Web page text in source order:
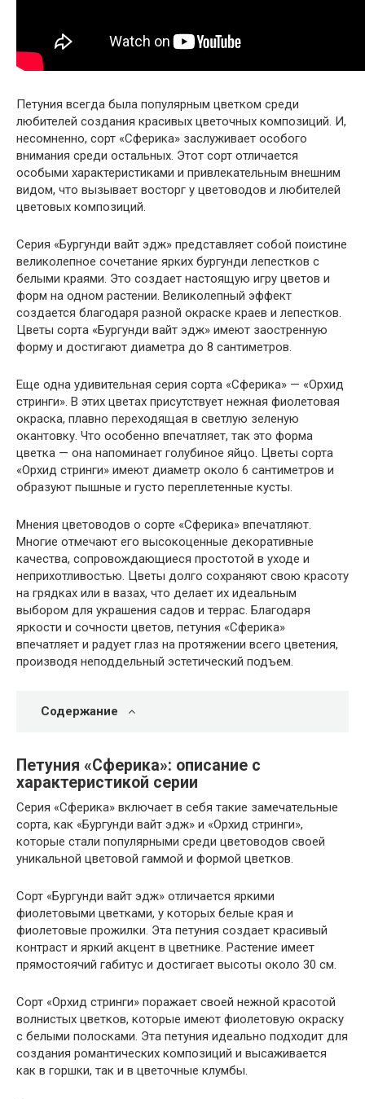
Петуния всегда была популярным цветком среди
любителей создания красивых цветочных композиций. И,
несомненно, сорт «Сферика» заслуживает особого
внимания среди остальных. Этот сорт отличается
особыми характеристиками и привлекательным внешним
видом, что вызывает восторг у цветоводов и любителей
цветовых композиций.
Серия «Бургунди вайт эдж» представляет собой поистине
великолепное сочетание ярких бургунди лепестков с
белыми краями. Это создает настоящую игру цветов и
форм на одном растении. Великолепный эффект
создается благодаря разной окраске краев и лепестков.
Цветы сорта «Бургунди вайт эдж» имеют заостренную
форму и достигают диаметра до 8 сантиметров.
Еще одна удивительная серия сорта «Сферика» — «Орхид
стринги». В этих цветах присутствует нежная фиолетовая
окраска, плавно переходящая в светлую зеленую
окантовку. Что особенно впечатляет, так это форма
цветка — она напоминает голубиное яйцо. Цветы сорта
«Орхид стринги» имеют диаметр около 6 сантиметров и
образуют пышные и густо переплетенные кусты.
Мнения цветоводов о сорте «Сферика» впечатляют.
Многие отмечают его высокоценные декоративные
качества, сопровождающиеся простотой в уходе и
неприхотливостью. Цветы долго сохраняют свою красоту
на грядках или в вазах, что делает их идеальным
выбором для украшения садов и террас. Благодаря
яркости и сочности цветов, петуния «Сферика»
впечатляет и радует глаз на протяжении всего цветения,
производя неподдельный эстетический подъем.
Содержание
Петуния «Сферика»: описание с
характеристикой серии
Серия «Сферика» включает в себя такие замечательные
сорта, как «Бургунди вайт эдж» и «Орхид стринги»,
которые стали популярными среди цветоводов своей
уникальной цветовой гаммой и формой цветков.
Сорт «Бургунди вайт эдж» отличается яркими
фиолетовыми цветками, у которых белые края и
фиолетовые прожилки. Эта петуния создает красивый
контраст и яркий акцент в цветнике. Растение имеет
прямостоячий габитус и достигает высоты около 30 см.
Сорт «Орхид стринги» поражает своей нежной красотой
волнистых цветков, которые имеют фиолетовую окраску
с белыми полосками. Эта петуния идеально подходит для
создания романтических композиций и высаживается
как в горшки, так и в цветочные клумбы.